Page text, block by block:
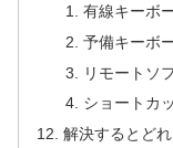
有線キーボ
予備キーボ
リモートソ
ショートカ
解決するとど